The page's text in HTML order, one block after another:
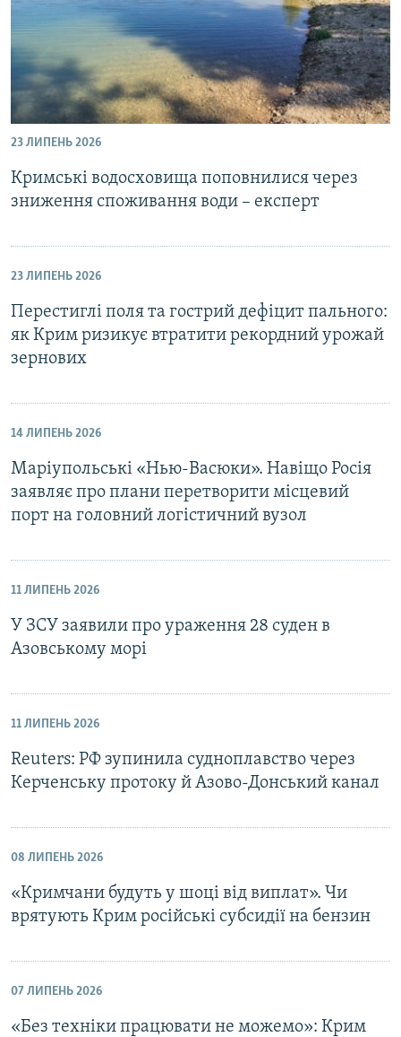
23 ЛИПЕНЬ 2026
Кримські водосховища поповнилися через
зниження споживання води – експерт
23 ЛИПЕНЬ 2026
Перестиглі поля та гострий дефіцит пального:
як Крим ризикує втратити рекордний урожай
зернових
14 ЛИПЕНЬ 2026
Маріупольські «Нью-Васюки». Навіщо Росія
заявляє про плани перетворити місцевий
порт на головний логістичний вузол
11 ЛИПЕНЬ 2026
У ЗСУ заявили про ураження 28 суден в
Азовському морі
11 ЛИПЕНЬ 2026
Reuters: РФ зупинила судноплавство через
Керченську протоку й Азово-Донський канал
08 ЛИПЕНЬ 2026
«Кримчани будуть у шоці від виплат». Чи
врятують Крим російські субсидії на бензин
07 ЛИПЕНЬ 2026
«Без техніки працювати не можемо»: Крим